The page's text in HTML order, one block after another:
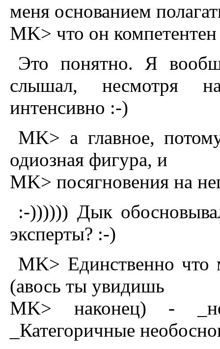
меня основанием
MK> что он
Это понятно. Я
слышал, несмотря
интенсивно :-)
MK> а главное,
одиозная фигура, и
MK> посягновения на
:-)))))) Дык
эксперты? :-)
MK> Единственно что
(авось ты увидишь
MK> наконец) -
_Категоричные